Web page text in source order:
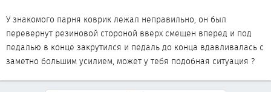
У знакомого парня коврик лежал неправильно, он был
перевернут резиновой стороной вверх смещен вперед и под
педалью в конце закрутился и педаль до конца вдавливалась с
заметно большим усилием, может у тебя подобная ситуация ?